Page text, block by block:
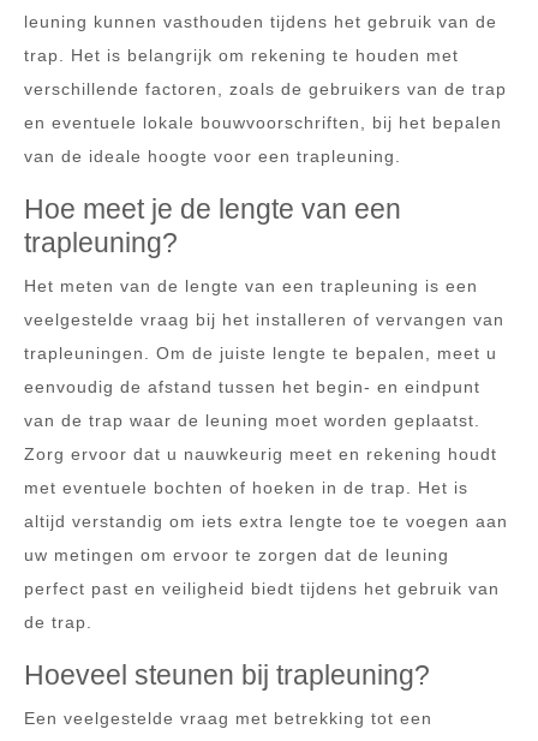
leuning kunnen vasthouden tijdens het gebruik van de
trap. Het is belangrijk om rekening te houden met
verschillende factoren, zoals de gebruikers van de trap
en eventuele lokale bouwvoorschriften, bij het bepalen
van de ideale hoogte voor een trapleuning.
Hoe meet je de lengte van een
trapleuning?
Het meten van de lengte van een trapleuning is een
veelgestelde vraag bij het installeren of vervangen van
trapleuningen. Om de juiste lengte te bepalen, meet u
eenvoudig de afstand tussen het begin- en eindpunt
van de trap waar de leuning moet worden geplaatst.
Zorg ervoor dat u nauwkeurig meet en rekening houdt
met eventuele bochten of hoeken in de trap. Het is
altijd verstandig om iets extra lengte toe te voegen aan
uw metingen om ervoor te zorgen dat de leuning
perfect past en veiligheid biedt tijdens het gebruik van
de trap.
Hoeveel steunen bij trapleuning?
Een veelgestelde vraag met betrekking tot een